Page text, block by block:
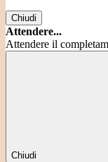
Chiudi
Attendere...
Attendere il
Chiudi